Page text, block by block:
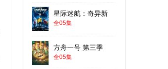
星际迷航：奇异新
全05集
方舟一号 第三季
全05集